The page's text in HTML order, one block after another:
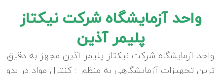
واحد آزمایشگاه شرکت نیکتاز
پلیمر آذین
واحد آزمایشگاه شرکت نیکتاز پلیمر آذین مجهز به دقیق
ترین تجهیزات آزمایشگاهی به منظور : کنترل مواد در بدو